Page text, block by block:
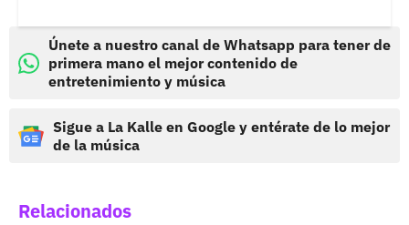
Únete a nuestro canal de Whatsapp para tener de
primera mano el mejor contenido de
entretenimiento y música
Sigue a La Kalle en Google y entérate de lo mejor
de la música
Relacionados